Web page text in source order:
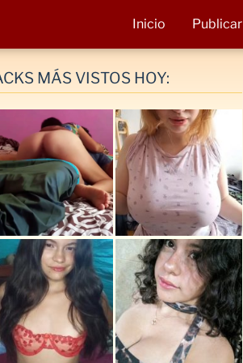
Inicio Publicar
MÁS VISTOS HOY: